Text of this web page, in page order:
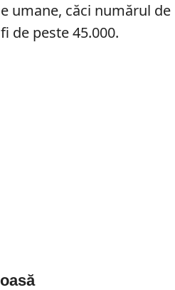
umane, căci numărul de
de peste 45.000.